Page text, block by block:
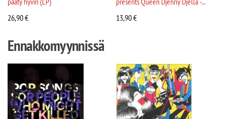
26,90€
13,90€
Ennakkomyynnissä